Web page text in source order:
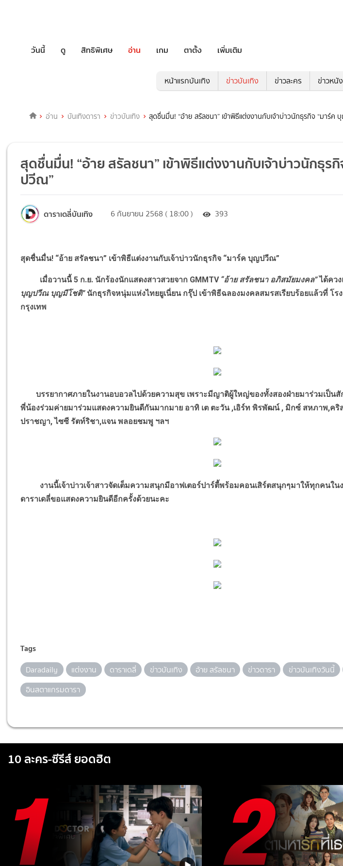
วันนี้ ดู สิทธิพิเศษ อ่าน เกม ตาตั้ง เพิ่มเติม
หน้าแรกบันเทิง ข่าวบันเทิง ข่าวละคร ข่าวหนัง
อ่าน บันเทิงดารา ข่าวบันเทิง สุดชื่นมื่น! “อ้าย สรัลชนา” เข้าพิธีแต่งงานกับเจ้าบ่าวนักธุรกิจ “มาร์ค
สุดชื่นมื่น! “อ้าย สรัลชนา” เข้าพิธีแต่งงานกับเจ้าบ่าวนักธุร
ปวีณ”
ดาราเดลี่บันเทิง 6 กันยายน 2568 ( 18:00 ) 393
สุดชื่นมื่น! “อ้าย สรัลชนา” เข้าพิธีแต่งงานกับเจ้าบ่าวนักธุรกิจ “มาร์ค บุญปวีณ”
เมื่อวานนี้ 5 ก.ย. นักร้องนักแสดงสาวสวยจาก GMMTV “อ้าย สรัลชนา อภิสมัยมงคล”ได้คว
บุญปวีณ บุญมีโชติ” นักธุรกิจหนุ่มแห่งไทยยูเนี่ยน กรุ๊ป เข้าพิธีฉลองมงคลสมรสเรียบร้อยแล้วที่ โร
กรุงเทพ
บรรยากาศภายในงานอบอวลไปด้วยความสุข เพราะมีญาติผู้ใหญ่ของทั้งสองฝ่ายมาร่วมเป็นสั
พี่น้องร่วมค่ายมาร่วมแสดงความยินดีกันมากมาย อาทิ เต ตะวัน ,เอิร์ท พิรพัฒน์ , มิกซ์ สหภาพ,คริ
ปราชญา, ไซซี รัตท์ริชา,แจน พลอยชมพู ฯลฯ
งานนี้เจ้าบ่าวเจ้าสาวจัดเต็มความสนุกมีอาฟเตอร์ปาร์ตี้พร้อมคอนเสิร์ตสนุกๆมาให้ทุกคนใน
ดาราเดลี่ขอแสดงความยินดีอีกครั้งด้วยนะคะ
Tags
Daradaily แต่งงาน ดาราเดลี่ ข่าวบันเทิง อ้าย สรัลชนา ข่าวดารา ข่าวบันเทิงวันนี้
อินสตาแกรมดารา
10 ละคร-ซีรีส์ ยอดฮิต